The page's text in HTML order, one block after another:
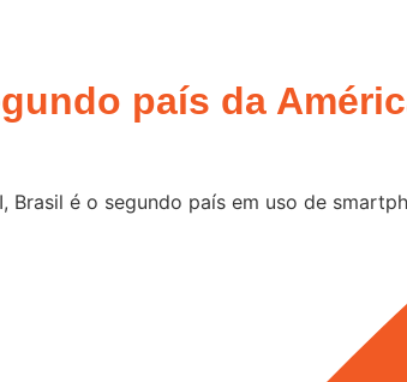
país da
Brasil é o segundo país em uso de